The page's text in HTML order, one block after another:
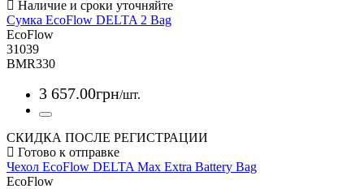
Сумка EcoFlow DELTA 2 Bag
EcoFlow
31039
BMR330
3 657.00грн/шт.
СКИДКА ПОСЛЕ РЕГИСТРАЦИИ
Чехол EcoFlow DELTA Max Extra Battery Bag
EcoFlow